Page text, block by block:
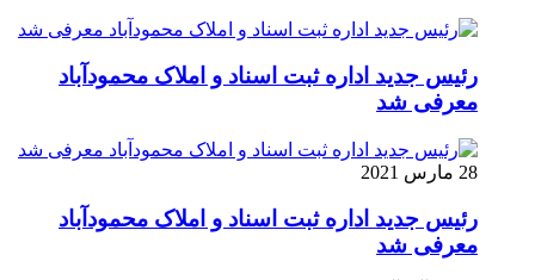
رئیس جدید اداره ثبت اسناد و املاک محمودآباد
معرفی شد
28 مارس 2021
رئیس جدید اداره ثبت اسناد و املاک محمودآباد
معرفی شد